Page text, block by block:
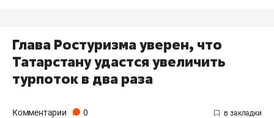
Глава Ростуризма уверен, что
Татарстану удастся увеличить
турпоток в два раза
Комментарии 0